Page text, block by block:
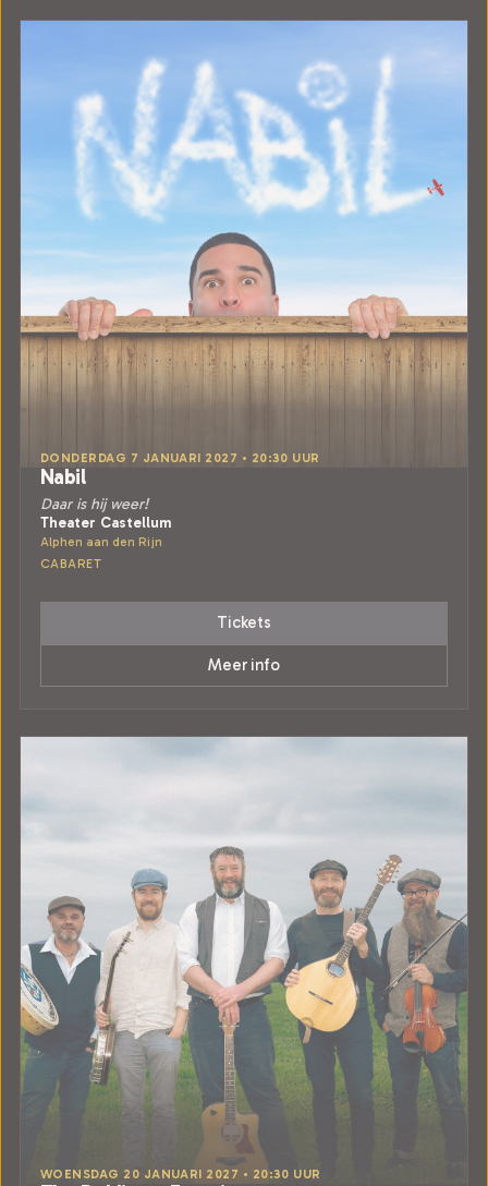
DONDERDAG 7 JANUARI 2027 • 20:30 UUR
Nabil
Daar is hij weer!
Theater Castellum
Alphen aan den Rijn
CABARET
Tickets
Meer info
WOENSDAG 20 JANUARI 2027 • 20:30 UUR